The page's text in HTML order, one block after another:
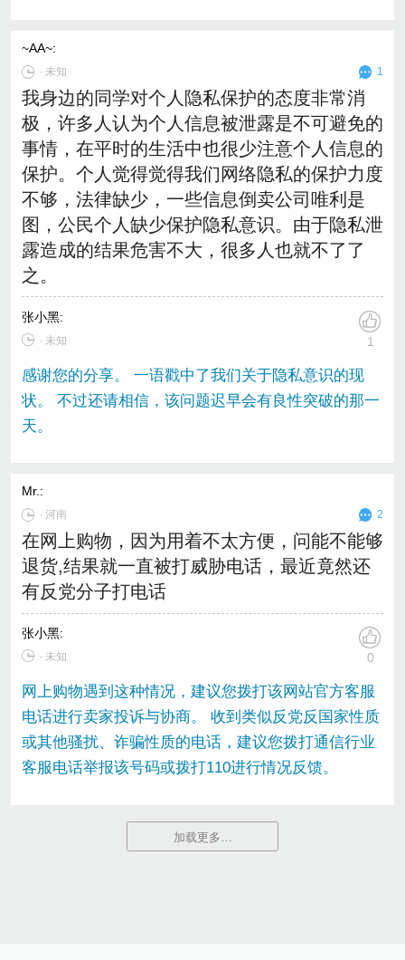
~AA~:
∙ 未知 1
我身边的同学对个人隐私保护的态度非常消
极，许多人认为个人信息被泄露是不可避免的
事情，在平时的生活中也很少注意个人信息的
保护。个人觉得觉得我们网络隐私的保护力度
不够，法律缺少，一些信息倒卖公司唯利是
图，公民个人缺少保护隐私意识。由于隐私泄
露造成的结果危害不大，很多人也就不了了
之。
张小黑:
∙ 未知 1
感谢您的分享。 一语戳中了我们关于隐私意识的现
状。 不过还请相信，该问题迟早会有良性突破的那一
天。
Mr.:
∙河南 2
在网上购物，因为用着不太方便，问能不能够
退货,结果就一直被打威胁电话，最近竟然还
有反党分子打电话
张小黑:
∙ 未知 0
网上购物遇到这种情况，建议您拨打该网站官方客服
电话进行卖家投诉与协商。 收到类似反党反国家性质
或其他骚扰、诈骗性质的电话，建议您拨打通信行业
客服电话举报该号码或拨打110进行情况反馈。
加载更多…